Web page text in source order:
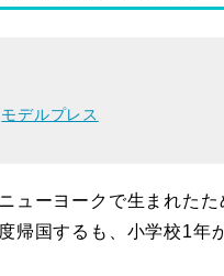
モデルプレス
ューヨークで生まれたた
帰国するも、小学校1年